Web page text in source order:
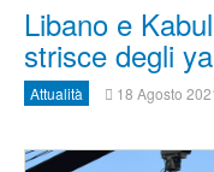
Libano e
strisce degli
Attualità 18 Agosto